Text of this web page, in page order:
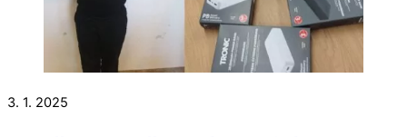
3. 1. 2025